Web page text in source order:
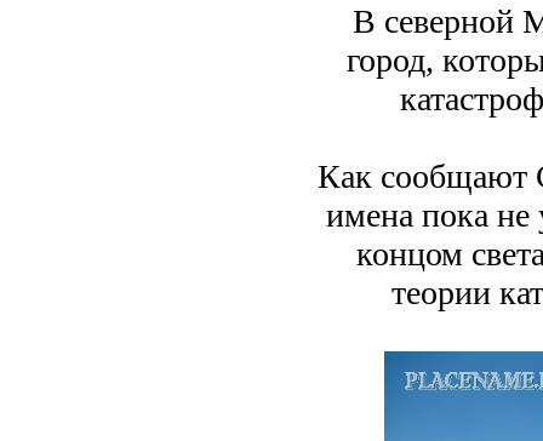
В северной
город,
Как сообщают
имена пока не
концом
теории